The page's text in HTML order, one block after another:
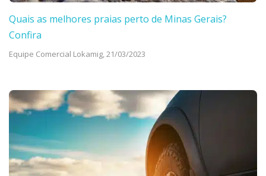
Quais as melhores praias perto de Minas Gerais?
Confira
Equipe Comercial Lokamig,21/03/2023